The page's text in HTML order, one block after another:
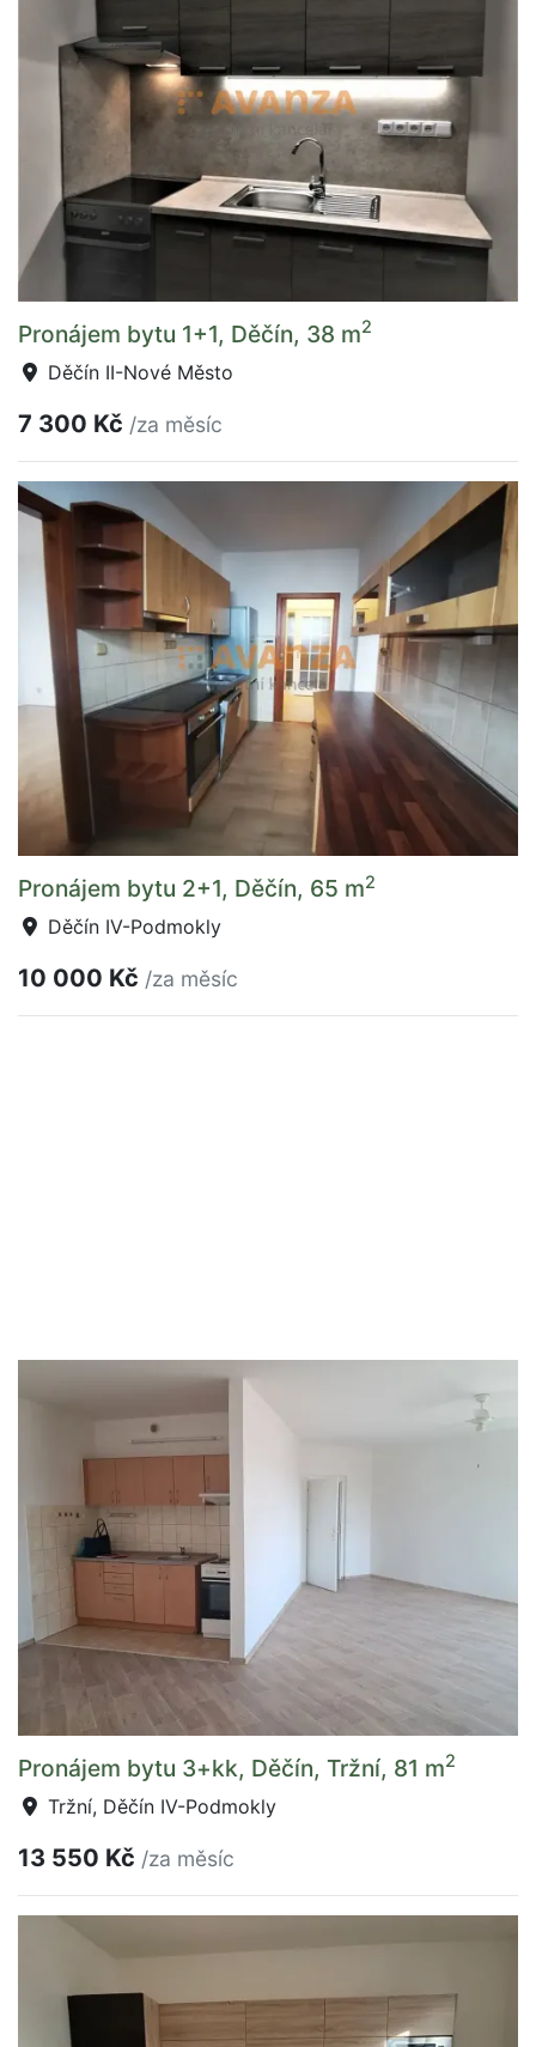
Pronájem bytu 1+1, Děčín, 38 m2
Děčín II-Nové Město
7 300 Kč /za měsíc
Pronájem bytu 2+1, Děčín, 65 m2
Děčín IV-Podmokly
10 000 Kč /za měsíc
Pronájem bytu 3+kk, Děčín, Tržní, 81 m2
Tržní, Děčín IV-Podmokly
13 550 Kč /za měsíc